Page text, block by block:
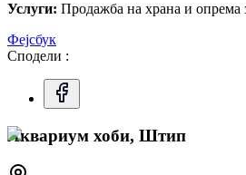
Услуги: Продажба на храна и
Фејсбук
Сподели :
Аквариум хоби, Штип